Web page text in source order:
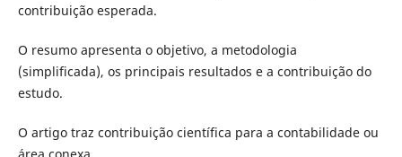
contribuição esperada.
O resumo apresenta o objetivo, a metodologia
(simplificada), os principais resultados e a contribuição do
estudo.
O artigo traz contribuição científica para a contabilidade ou